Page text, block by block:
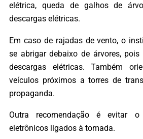
elétrica, queda de galhos de
descargas elétricas.
Em caso de rajadas de vento, o
se abrigar debaixo de árvores,
descargas elétricas. Também
veículos próximos a torres de
propaganda.
Outra recomendação é evitar
eletrônicos ligados à tomada.